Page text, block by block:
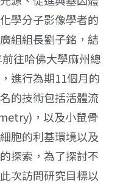
學分子影像學者的
組組長劉子銘，結
往哈佛大學麻州總
進行為期11個月的
的技術包括活體流
，以及小鼠骨
胞的利基環境以及
探索，為了探討不
次訪問研究目標以